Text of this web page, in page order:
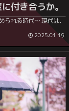
付き合うか。
時代～ 現代は、
2025.01.19